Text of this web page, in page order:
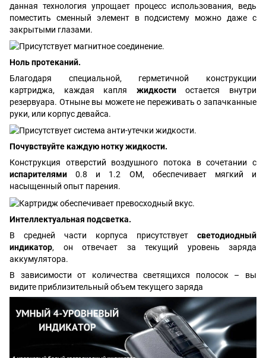
данная технология упрощает процесс использования, ведь
поместить сменный элемент в подсистему можно даже с
закрытыми глазами.
Ноль протеканий.
Благодаря специальной, герметичной конструкции
картриджа, каждая капля жидкостиостается внутри
резервуара. Отныне вы можете не переживать о запачканные
руки, или корпус девайса.
Почувствуйте каждую нотку жидкости.
Конструкция отверстий воздушного потока в сочетании с
испарителями0.8 и 1.2 ОМ, обеспечивает мягкий и
насыщенный опыт парения.
Интеллектуальная подсветка.
В средней части корпуса присутствует светодиодный
индикатор, он отвечает за текущий уровень заряда
аккумулятора.
В зависимости от количества светящихся полосок – вы
видите приблизительный объем текущего заряда